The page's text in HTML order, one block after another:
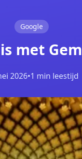
Google
met
2026•1 min leestijd